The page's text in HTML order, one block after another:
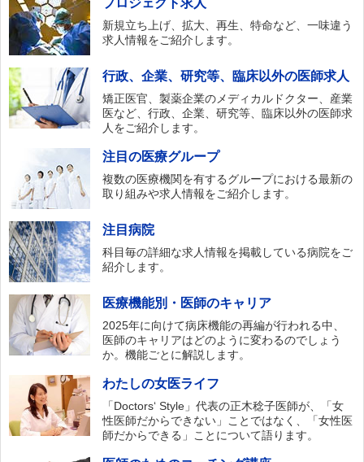
新規立ち上げ、拡大、再生、特命など、一味違う
求人情報をご紹介します。
行政、企業、研究等、臨床以外の医師求人
矯正医官、製薬企業のメディカルドクター、産業
医など、行政、企業、研究等、臨床以外の医師求
人をご紹介します。
注目の医療グループ
複数の医療機関を有するグループにおける最新の
取り組みや求人情報をご紹介します。
注目病院
科目毎の詳細な求人情報を掲載している病院をご
紹介します。
医療機能別・医師のキャリア
2025年に向けて病床機能の再編が行われる中、
医師のキャリアはどのように変わるのでしょう
か。機能ごとに解説します。
わたしの女医ライフ
「Doctors‘ Style」代表の正木稔子医師が、「女
性医師だからできない」ことではなく、「女性医
師だからできる」ことについて語ります。